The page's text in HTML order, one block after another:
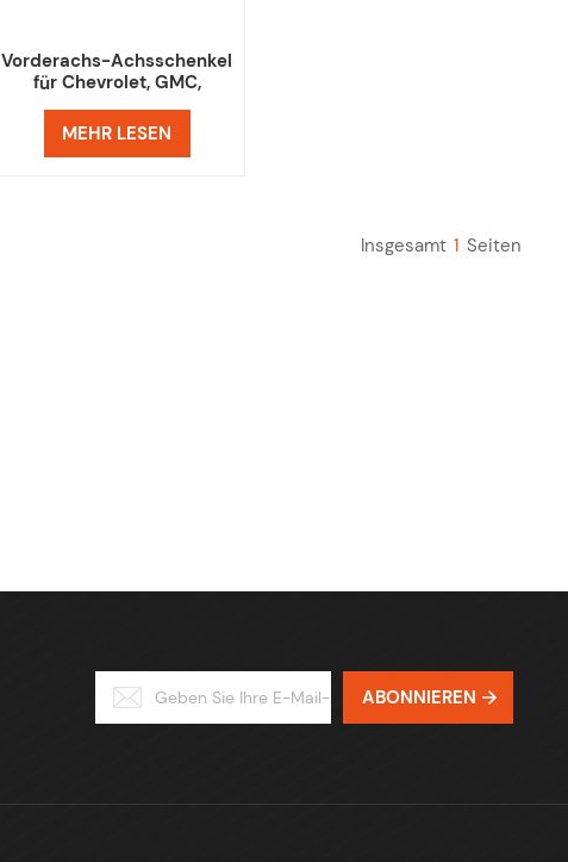
Vorderachs-Achsschenkel
für Chevrolet, GMC,
22842315
MEHR LESEN
Insgesamt 1 Seiten
ABONNIEREN